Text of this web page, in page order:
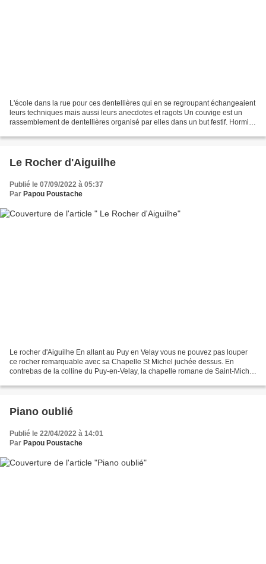
L'école dans la rue pour ces dentellières qui en se regroupant échangeaient
leurs techniques mais aussi leurs anecdotes et ragots Un couvige est un
rassemblement de dentellières organisé par elles dans un but festif. Hormis
Le Rocher d'Aiguilhe
Publié le 07/09/2022 à 05:37
Par Papou Poustache
Le rocher d'Aiguilhe En allant au Puy en Velay vous ne pouvez pas louper
ce rocher remarquable avec sa Chapelle St Michel juchée dessus. En
contrebas de la colline du Puy-en-Velay, la chapelle romane de Saint-Michel
Piano oublié
Publié le 22/04/2022 à 14:01
Par Papou Poustache